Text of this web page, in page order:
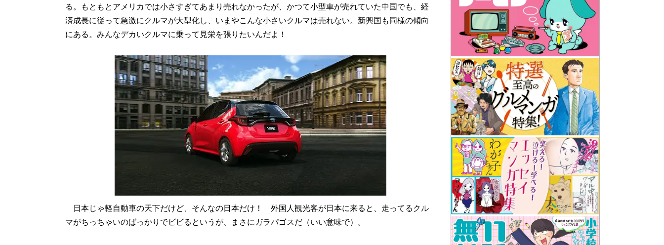
る。もともとアメリカでは小さすぎてあまり売れなかったが、かつて小型車が売れていた中国でも、経
済成長に従って急激にクルマが大型化し、いまやこんな小さいクルマは売れない。新興国も同様の傾向
にある。みんなデカいクルマに乗って見栄を張りたいんだよ！
日本じゃ軽自動車の天下だけど、そんなの日本だけ！ 外国人観光客が日本に来ると、走ってるクル
マがちっちゃいのばっかりでビビるというが、まさにガラパゴスだ（いい意味で）。